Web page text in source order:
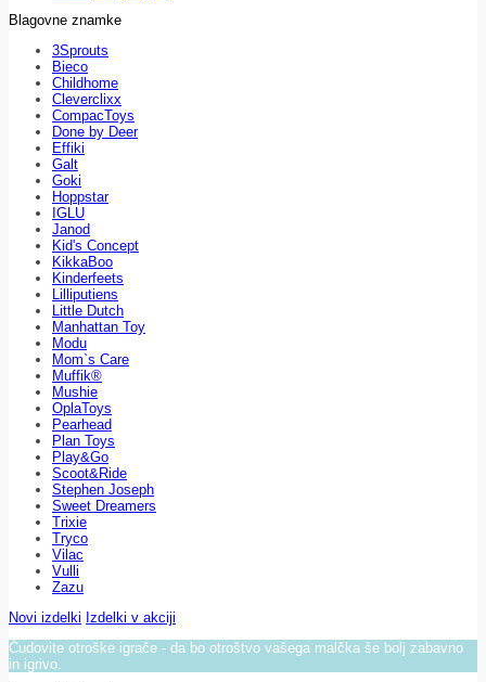
Blagovne znamke
3Sprouts
Bieco
Childhome
Cleverclixx
CompacToys
Done by Deer
Effiki
Galt
Goki
Hoppstar
IGLU
Janod
Kid's Concept
KikkaBoo
Kinderfeets
Lilliputiens
Little Dutch
Manhattan Toy
Modu
Mom`s Care
Muffik®
Mushie
OplaToys
Pearhead
Plan Toys
Play&Go
Scoot&Ride
Stephen Joseph
Sweet Dreamers
Trixie
Tryco
Vilac
Vulli
Zazu
Novi izdelki Izdelki v akciji
Čudovite otroške igrače - da bo otroštvo vašega malčka še bolj zabavno
in igrivo.